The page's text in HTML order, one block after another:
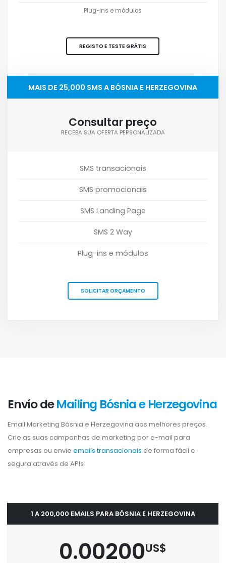
Plug-ins e módulos
REGISTO E TESTE GRÁTIS
MAIS DE 25,000 SMS A BÓSNIA E HERZEGOVINA
Consultar preço
RECEBA SUA OFERTA PERSONALIZADA
SMS transacionais
SMS promocionais
SMS Landing Page
SMS 2 Way
Plug-ins e módulos
SOLICITAR ORÇAMENTO
Envío deMailing Bósnia e Herzegovina
Email Marketing Bósnia e Herzegovina aos melhores preços.
Crie as suas campanhas de marketing por e-mail para
empresas ou envie emails transacionais de forma fácil e
segura através de APIs
1 A 200,000 EMAILS PARA BÓSNIA E HERZEGOVINA
0.00200US$